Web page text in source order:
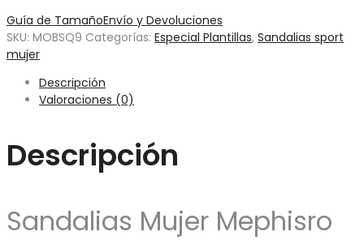
Guía de TamañoEnvío y Devoluciones
SKU: MOBSQ9 Categorías: Especial Plantillas, Sandalias sport
mujer
Descripción
Valoraciones (0)
Descripción
Sandalias Mujer Mephisro